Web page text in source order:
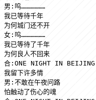
男:呜………………
我已等待千年
为何城门还不开
女:呜………………
我已等待了千年
为何良人不回来
合:ONE NIGHT IN BEIJING
我留下许多情
男:不敢在午夜问路
怕触动了伤心的魂